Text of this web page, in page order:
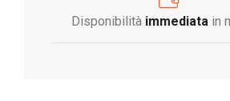
Disponibilità immediatain